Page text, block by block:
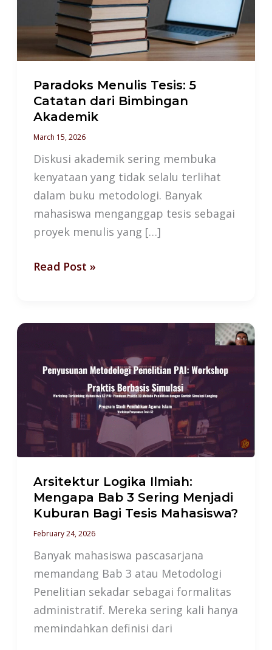
Paradoks Menulis Tesis: 5
Catatan dari Bimbingan
Akademik
March 15, 2026
Diskusi akademik sering membuka
kenyataan yang tidak selalu terlihat
dalam buku metodologi. Banyak
mahasiswa menganggap tesis sebagai
proyek menulis yang […]
Catatan
dari
Bimbingan
Akademik
Read Post »
Arsitektur Logika Ilmiah:
Mengapa Bab 3 Sering Menjadi
Kuburan Bagi Tesis Mahasiswa?
February 24, 2026
Banyak mahasiswa pascasarjana
memandang Bab 3 atau Metodologi
Penelitian sekadar sebagai formalitas
administratif. Mereka sering kali hanya
memindahkan definisi dari
Logika
Ilmiah:
Mengapa
Bab
3
Sering
Menjadi
Kuburan
Bagi
Tesis
Mahasiswa?